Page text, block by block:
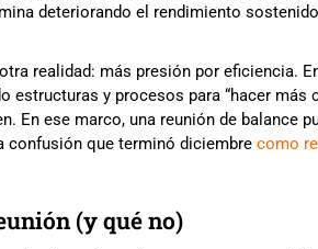
deteriorando el rendimiento sostenido
realidad: más presión por eficiencia.
estructuras y procesos para “hacer más
En ese marco, una reunión de balance
confusión que terminó diciembre como
(y qué no)